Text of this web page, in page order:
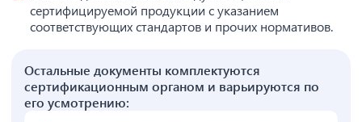
сертифицируемой продукции с указанием
соответствующих стандартов и прочих нормативов.
Остальные документы комплектуются
сертификационным органом и варьируются по
его усмотрению: